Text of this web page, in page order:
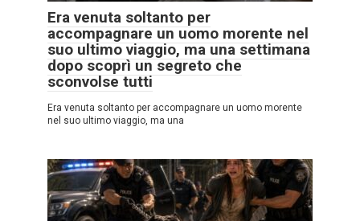
Era venuta soltanto per
accompagnare un uomo morente nel
suo ultimo viaggio, ma una settimana
dopo scoprì un segreto che
sconvolse tutti
Era venuta soltanto per accompagnare un uomo morente
nel suo ultimo viaggio, ma una